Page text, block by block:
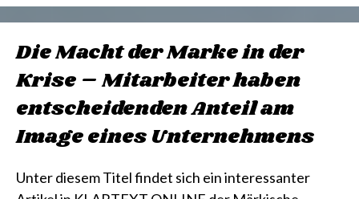
Die Macht der Marke in der
Krise – Mitarbeiter haben
entscheidenden Anteil am
Image eines Unternehmens
Unter diesem Titel findet sich ein interessanter